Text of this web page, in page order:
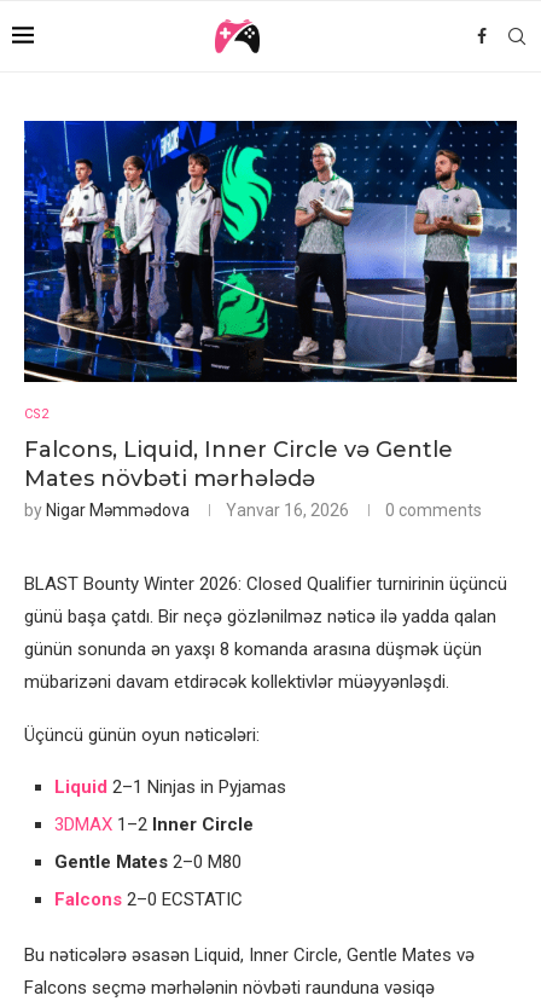
CS2
Falcons, Liquid, Inner Circle və Gentle
Mates növbəti mərhələdə
byNigar Məmmədova Yanvar 16, 2026 0 comments
BLAST Bounty Winter 2026: Closed Qualifier turnirinin üçüncü
günü başa çatdı. Bir neçə gözlənilməz nəticə ilə yadda qalan
günün sonunda ən yaxşı 8 komanda arasına düşmək üçün
mübarizəni davam etdirəcək kollektivlər müəyyənləşdi.
Üçüncü günün oyun nəticələri:
Liquid 2–1 Ninjas in Pyjamas
3DMAX 1–2 Inner Circle
Gentle Mates 2–0 M80
Falcons 2–0 ECSTATIC
Bu nəticələrə əsasən Liquid, Inner Circle, Gentle Mates və
Falcons seçmə mərhələnin növbəti raunduna vəsiqə